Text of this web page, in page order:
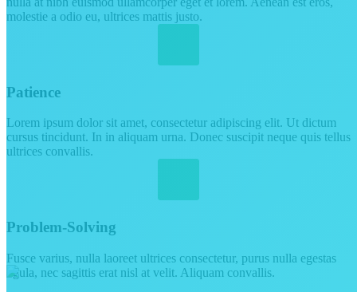
molestie a odio eu, ultrices mattis justo.
Patience
Lorem ipsum dolor sit amet, consectetur adipiscing elit. Ut dictum
cursus tincidunt. In in aliquam urna. Donec suscipit neque quis tellus
ultrices convallis.
Problem-Solving
Fusce varius, nulla laoreet ultrices consectetur, purus nulla egestas
ligula, nec sagittis erat nisl at velit. Aliquam convallis.